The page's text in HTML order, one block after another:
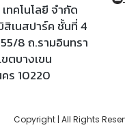
ทคโนโลยี จำกัด
สิเนสปาร์ค ชั้นที่ 4
8 ถ.รามอินทรา
ตบางเขน
ร 10220
Copyright | All Rights